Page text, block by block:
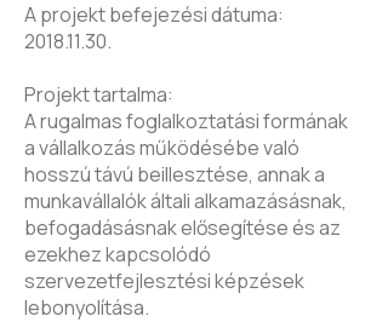
A projekt befejezési dátuma:
2018.11.30.
Projekt tartalma:
A rugalmas foglalkoztatási formának
a vállalkozás működésébe való
hosszú távú beillesztése, annak a
munkavállalók általi alkamazásásnak,
befogadásásnak elősegítése és az
ezekhez kapcsolódó
szervezetfejlesztési képzések
lebonyolítása.